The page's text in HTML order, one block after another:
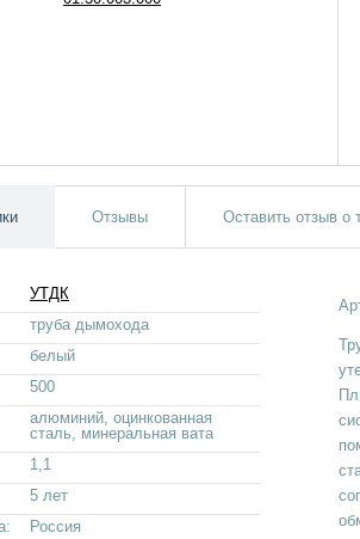
Отзывы Оставить отзыв о
УТДК
труба дымохода
белый
500
алюминий, оцинкованная
сталь, минеральная вата
1,1
5 лет
Россия